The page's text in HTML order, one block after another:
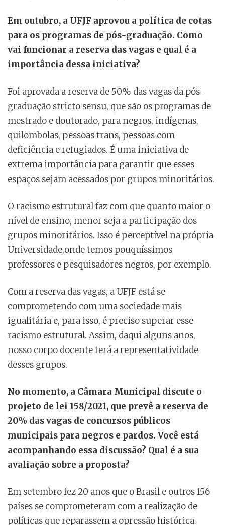
Em outubro, a UFJF aprovou a política de cotas
para os programas de pós-graduação. Como
vai funcionar a reserva das vagas e qual é a
importância dessa iniciativa?
Foi aprovada a reserva de 50% das vagas da pós-
graduação stricto sensu, que são os programas de
mestrado e doutorado, para negros, indígenas,
quilombolas, pessoas trans, pessoas com
deficiência e refugiados. É uma iniciativa de
extrema importância para garantir que esses
espaços sejam acessados por grupos minoritários.
O racismo estrutural faz com que quanto maior o
nível de ensino, menor seja a participação dos
grupos minoritários. Isso é perceptível na própria
Universidade,onde temos pouquíssimos
professores e pesquisadores negros, por exemplo.
Com a reserva das vagas, a UFJF está se
comprometendo com uma sociedade mais
igualitária e, para isso, é preciso superar esse
racismo estrutural. Assim, daqui alguns anos,
nosso corpo docente terá a representatividade
desses grupos.
No momento, a Câmara Municipal discute o
projeto de lei 158/2021, que prevê a reserva de
20% das vagas de concursos públicos
municipais para negros e pardos. Você está
acompanhando essa discussão? Qual é a sua
avaliação sobre a proposta?
Em setembro fez 20 anos que o Brasil e outros 156
países se comprometeram com a realização de
políticas que reparassem a opressão histórica.